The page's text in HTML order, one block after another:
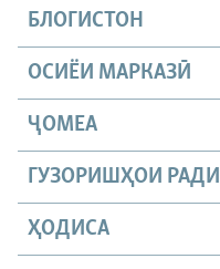
БЛОГИСТОН
ОСИЁИ МАРКАЗӢ
ҶОМEА
ГУЗОРИШҲОИ
ҲОДИСА